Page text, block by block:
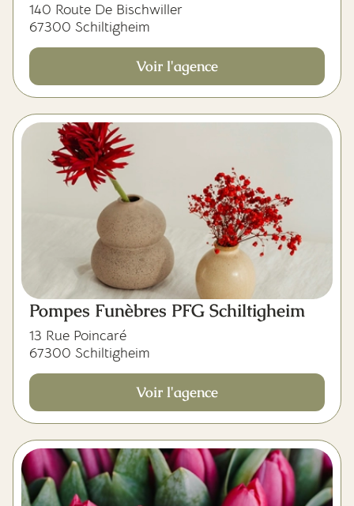
140 Route De Bischwiller
67300 Schiltigheim
Voir l'agence
Pompes Funèbres PFG Schiltigheim
13 Rue Poincaré
67300 Schiltigheim
Voir l'agence